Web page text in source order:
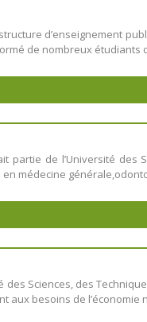
d’enseignement
de nombreux
partie de l’Université
médecine
des Sciences, des
aux besoins de